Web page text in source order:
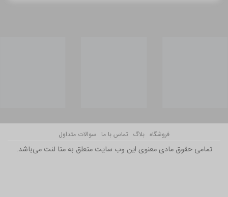
فروشگاه بلاگ تماس با ما سوالات متداول
تمامی حقوق مادی معنوی این وب سایت متعلق به متا لنت می‌باشد.